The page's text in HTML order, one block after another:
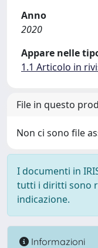
Anno
2020
Appare nelle
1.1 Articolo in
File in questo
Non ci sono file
I documenti in
tutti i diritti sono
indicazione.
Informazioni